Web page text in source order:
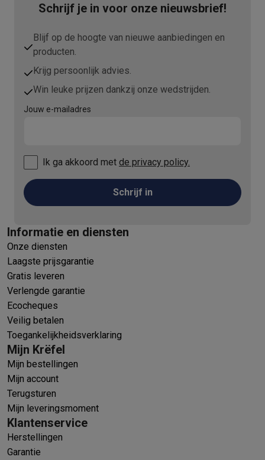
Schrijf je in voor onze nieuwsbrief!
Blijf op de hoogte van nieuwe aanbiedingen en
producten.
Krijg persoonlijk advies.
Win leuke prijzen dankzij onze wedstrijden.
Jouw e-mailadres
Ik ga akkoord met de privacy policy.
Schrijf in
Informatie en diensten
Onze diensten
Laagste prijsgarantie
Gratis leveren
Verlengde garantie
Ecocheques
Veilig betalen
Toegankelijkheidsverklaring
Mijn Krëfel
Mijn bestellingen
Mijn account
Terugsturen
Mijn leveringsmoment
Klantenservice
Herstellingen
Garantie